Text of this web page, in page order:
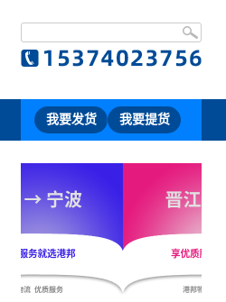
我要发货 我要提货